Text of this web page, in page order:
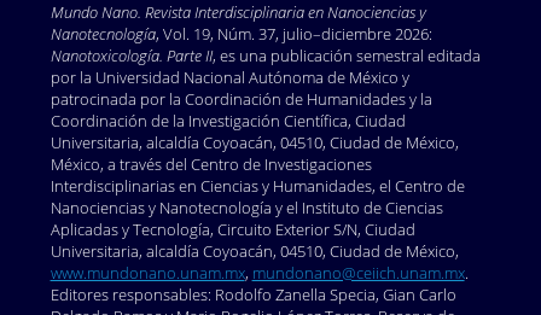
Mundo Nano. Revista Interdisciplinaria en Nanociencias y
Nanotecnología, Vol. 19, Núm. 37, julio–diciembre 2026:
Nanotoxicología. Parte II, es una publicación semestral editada
por la Universidad Nacional Autónoma de México y
patrocinada por la Coordinación de Humanidades y la
Coordinación de la Investigación Científica, Ciudad
Universitaria, alcaldía Coyoacán, 04510, Ciudad de México,
México, a través del Centro de Investigaciones
Interdisciplinarias en Ciencias y Humanidades, el Centro de
Nanociencias y Nanotecnología y el Instituto de Ciencias
Aplicadas y Tecnología, Circuito Exterior S/N, Ciudad
Universitaria, alcaldía Coyoacán, 04510, Ciudad de México,
www.mundonano.unam.mx, mundonano@ceiich.unam.mx.
Editores responsables: Rodolfo Zanella Specia, Gian Carlo